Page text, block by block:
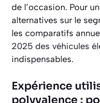
de l’occasion. Pour
alternatives sur le
les comparatifs
2025 des véhicules
indispensables.
Expérience
polyvalence :